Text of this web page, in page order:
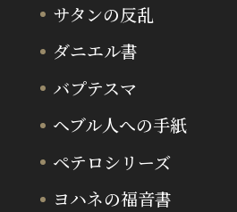
サタンの反乱
ダニエル書
バプテスマ
ヘブル人への手紙
ペテロシリーズ
ヨハネの福音書